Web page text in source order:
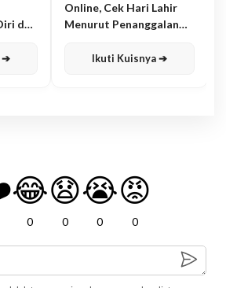
dan
➔
Online, Cek Hari Lahir
Menurut Penanggalan
Ikuti Kuisnya ➔
😂
0
😧
0
😭
0
😡
0